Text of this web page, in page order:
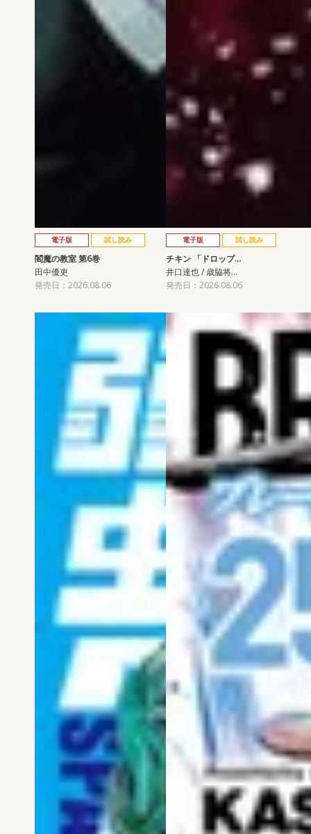
電子版 試し読み
閻魔の教室 第6巻
田中優吏
発売日：2026.08.06
電子版 試し読み
チキン 「ドロップ…
井口達也 / 歳脇将…
発売日：2026.08.06